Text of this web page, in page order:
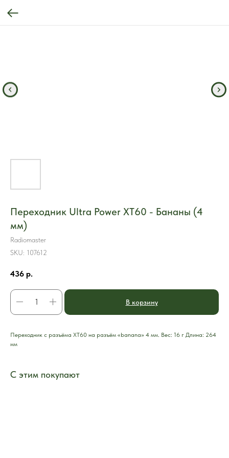
Переходник Ultra Power XT60 - Бананы (4
мм)
Radiomaster
SKU: 107612
436 р.
В корзину
Переходник с разъёма XT60 на разъём «banana» 4 мм. Вес: 16 г Длина: 264
мм
С этим покупают